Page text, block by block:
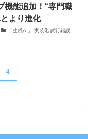
機能追加！“専門職
より進化
「生成AI」”実装化”試行錯誤
4